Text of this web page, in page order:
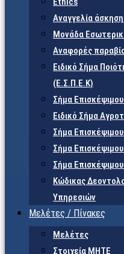
Αναγγελία
Μονάδα
Αναφορές
Ειδικό Σήμα
(Ε.Σ.Π.Ε.Κ)
Σήμα
Ειδικό Σήμα
Σήμα
Σήμα
Σήμα
Κώδικας
Υπηρεσιών
Μελέτες / Πίνακες
Μελέτες
Στοιχεία ΜΗΤΕ